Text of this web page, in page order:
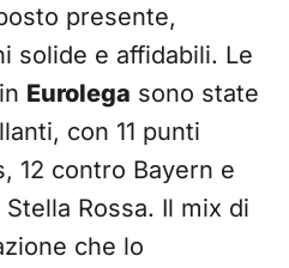
presente,
solide e affidabili. Le
Eurolega sono state
con 11 punti
12 contro Bayern e
Rossa. Il mix di
che lo